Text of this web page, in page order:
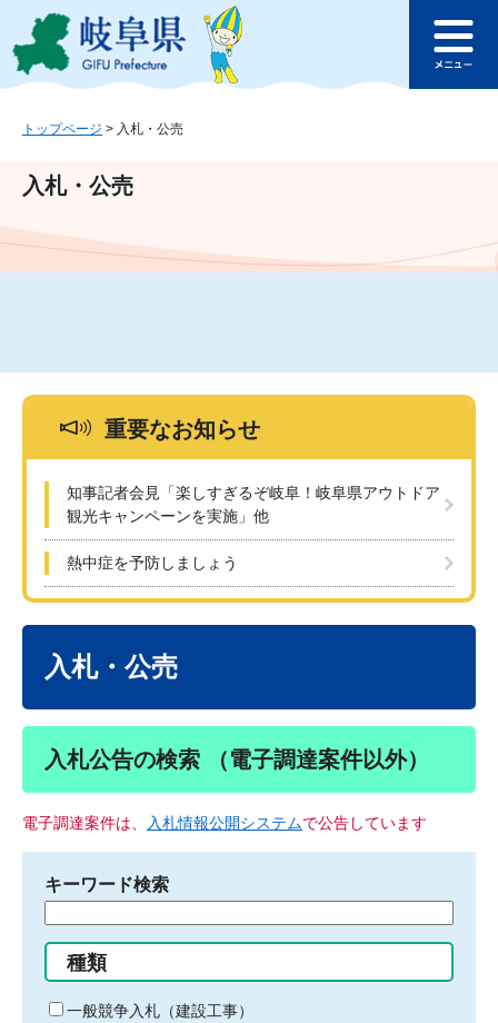
ジ
ュ
文
このページの本文へ
ュ
トップページ > 入札・公売
入札・公売
重要なお知らせ
知事記者会見「楽しすぎるぞ岐阜！岐阜県アウトドア
観光キャンペーンを実施」他
熱中症を予防しましょう
入札・公売
入札公告の検索 （電子調達案件以外）
電子調達案件は、 入札情報公開システムで公告しています
キーワード検索
る
キ
種類
一般競争入札（建設工事）